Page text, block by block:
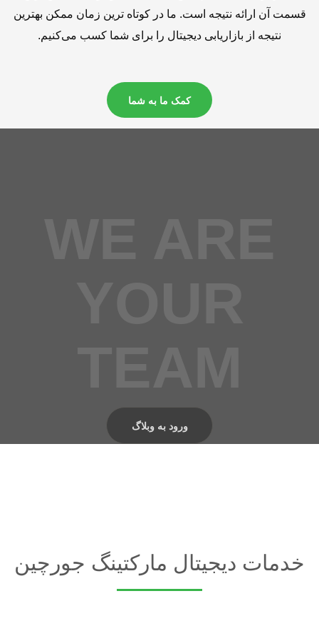
قسمت آن ارائه نتیجه است. ما در کوتاه ترین زمان ممکن بهترین
نتیجه از بازاریابی دیجیتال را برای شما کسب می‌کنیم.
کمک ما به شما
ورود به وبلاگ
خدمات دیجیتال مارکتینگ جورچین